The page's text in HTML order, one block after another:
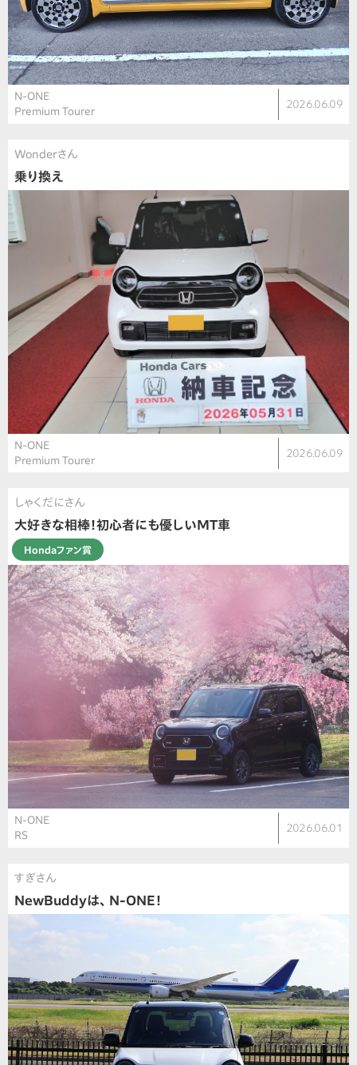
N-ONE
Premium Tourer
2026.06.09
Wonderさん
乗り換え
N-ONE
Premium Tourer
2026.06.09
しゃくだにさん
大好きな相棒！初心者にも優しいMT車
Hondaファン賞
N-ONE
RS
2026.06.01
すぎさん
NewBuddyは、 N-ONE！